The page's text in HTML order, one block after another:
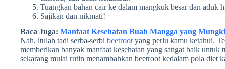
Tuangkan bahan cair ke dalam mangkuk besar dan aduk
Sajikan dan nikmati!
Baca Juga: Manfaat Kesehatan Buah Mangga yang
Nah, itulah tadi serba-serbi beetroot yang perlu kamu ketahui.
memberikan banyak manfaat kesehatan yang sangat baik
sekarang mulai rutin menambahkan beetroot kedalam pola diet